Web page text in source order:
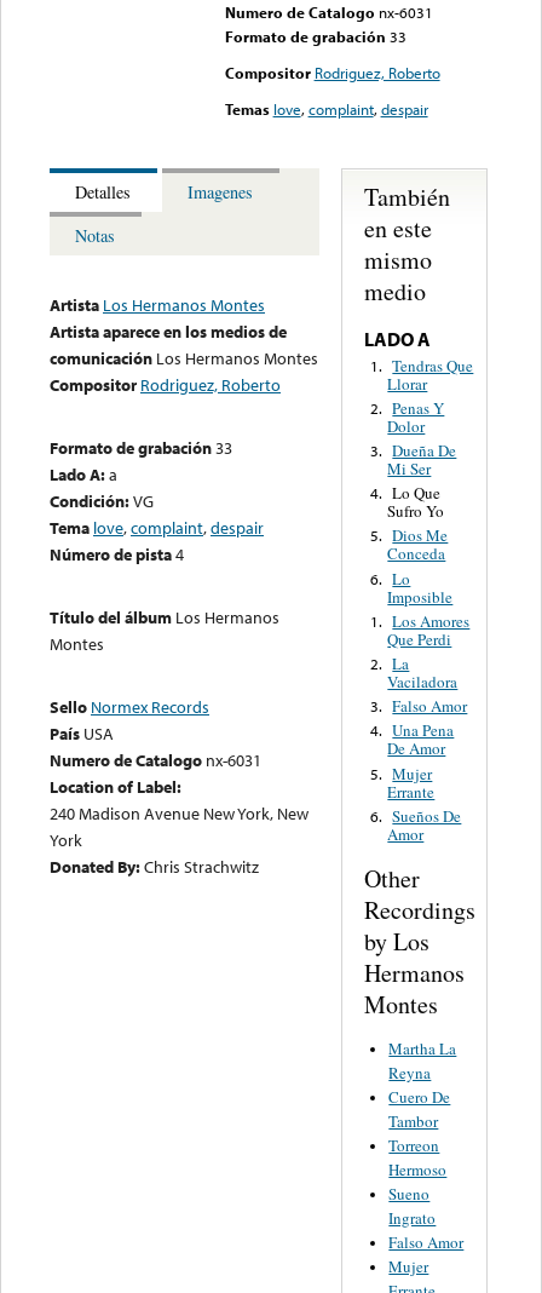
Numero de Catalogo nx-6031
Formato de grabación 33
Compositor Rodriguez, Roberto
Temas love,complaint,despair
Detalles
Imagenes
Notas
Artista Los Hermanos Montes
Artista aparece en los medios de
comunicación Los Hermanos Montes
Compositor Rodriguez, Roberto
Formato de grabación33
Lado A:a
Condición:VG
Tema love,complaint,despair
Número de pista4
Título del álbum Los Hermanos
Montes
Sello Normex Records
País USA
Numero de Catalogo nx-6031
Location of Label:
240 Madison Avenue New York, New
York
Donated By:Chris Strachwitz
También
en este
mismo
medio
LADO A
1. Tendras Que
Llorar
2. Penas Y
Dolor
3. Dueña De
Mi Ser
4. Lo Que
Sufro Yo
5. Dios Me
Conceda
6. Lo
Imposible
1. Los Amores
Que Perdi
2. La
Vaciladora
3. Falso Amor
4. Una Pena
De Amor
5. Mujer
Errante
6. Sueños De
Amor
Other
Recordings
by Los
Hermanos
Montes
Martha La
Reyna
Cuero De
Tambor
Torreon
Hermoso
Sueno
Ingrato
Falso Amor
Mujer